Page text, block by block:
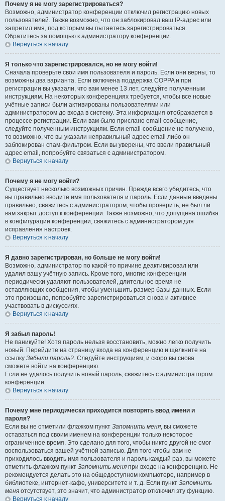
Почему я не могу зарегистрироваться?
Возможно, администратор конференции отключил регистрацию новых
пользователей. Также возможно, что он заблокировал ваш IP-адрес или
запретил имя, под которым вы пытаетесь зарегистрироваться.
Обратитесь за помощью к администратору конференции.
Вернуться к началу
Я только что зарегистрировался, но не могу войти!
Сначала проверьте свои имя пользователя и пароль. Если они верны, то
возможны два варианта. Если включена поддержка COPPA и при
регистрации вы указали, что вам менее 13 лет, следуйте полученным
инструкциям. На некоторых конференциях требуется, чтобы все новые
учётные записи были активированы пользователями или
администратором до входа в систему. Эта информация отображается в
процессе регистрации. Если вам было прислано email-сообщение,
следуйте полученным инструкциям. Если email-сообщение не получено,
то возможно, что вы указали неправильный адрес email либо он
заблокирован спам-фильтром. Если вы уверены, что ввели правильный
адрес email, попробуйте связаться с администратором.
Вернуться к началу
Почему я не могу войти?
Существует несколько возможных причин. Прежде всего убедитесь, что
вы правильно вводите имя пользователя и пароль. Если данные введены
правильно, свяжитесь с администратором, чтобы проверить, не был ли
вам закрыт доступ к конференции. Также возможно, что допущена ошибка
в конфигурации конференции, свяжитесь с администратором для
исправления настроек.
Вернуться к началу
Я давно зарегистрирован, но больше не могу войти!
Возможно, администратор по какой-то причине деактивировал или
удалил вашу учётную запись. Кроме того, многие конференции
периодически удаляют пользователей, длительное время не
оставляющих сообщения, чтобы уменьшить размер базы данных. Если
это произошло, попробуйте зарегистрироваться снова и активнее
участвовать в дискуссиях.
Вернуться к началу
Я забыл пароль!
Не паникуйте! Хотя пароль нельзя восстановить, можно легко получить
новый. Перейдите на страницу входа на конференцию и щёлкните на
ссылку Забыли пароль?. Следуйте инструкциям, и скоро вы снова
сможете войти на конференцию.
Если не удалось получить новый пароль, свяжитесь с администратором
конференции.
Вернуться к началу
Почему мне периодически приходится повторять ввод имени и
пароля?
Если вы не отметили флажком пункт Запомнить меня, вы сможете
оставаться под своим именем на конференции только некоторое
ограниченное время. Это сделано для того, чтобы никто другой не смог
воспользоваться вашей учётной записью. Для того чтобы вам не
приходилось вводить имя пользователя и пароль каждый раз, вы можете
отметить флажком пункт Запомнить меня при входе на конференцию. Не
рекомендуется делать это на общедоступном компьютере, например в
библиотеке, интернет-кафе, университете и т. д. Если пункт Запомнить
меня отсутствует, это значит, что администратор отключил эту функцию.
Вернуться к началу